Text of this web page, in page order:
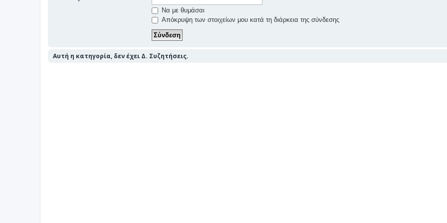
Να με θυμάσαι
Απόκρυψη των στοιχείων μου κατά τη διάρκεια της σύνδεσης
Αυτή η κατηγορία, δεν έχει Δ. Συζητήσεις.